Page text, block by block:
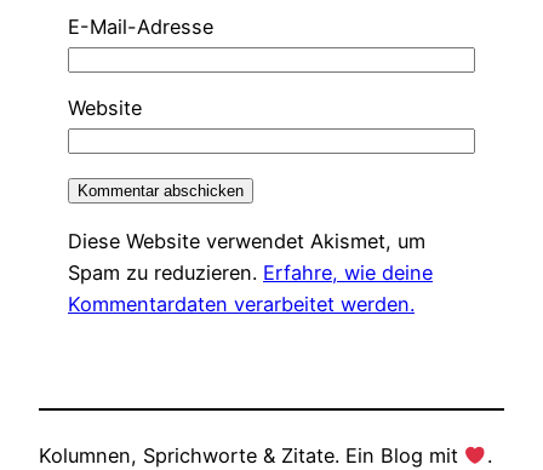
E-Mail-Adresse
Website
Diese Website verwendet Akismet, um
Spam zu reduzieren. Erfahre, wie deine
Kommentardaten verarbeitet werden.
Kolumnen, Sprichworte & Zitate. Ein Blog mit .